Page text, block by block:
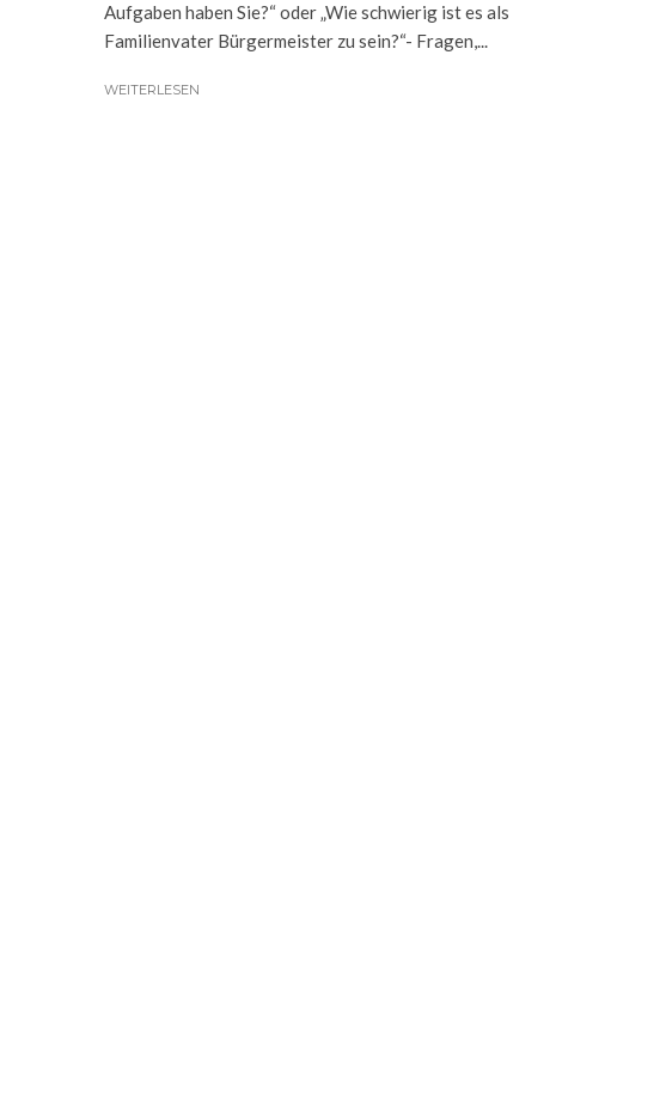
Aufgaben haben Sie?“ oder „Wie schwierig ist es als
Familienvater Bürgermeister zu sein?“- Fragen,...
WEITERLESEN